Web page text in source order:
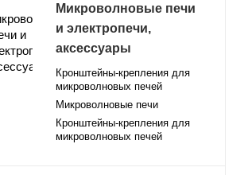
Микроволновые печи
и электропечи,
аксессуары
Кронштейны-крепления для
микроволновых печей
Микроволновые печи
Кронштейны-крепления для
микроволновых печей